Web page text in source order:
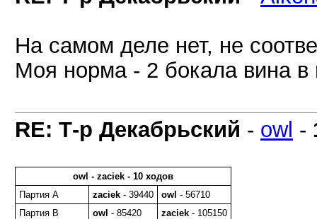
На самом деле нет, не
Моя норма - 2 бокала вина в
RE: Т-р Декабрьский - owl -
owl - zaciek - 10 ходов
Партия A
zaciek - 39440 owl - 56710
Партия B
owl - 85420 zaciek - 105150